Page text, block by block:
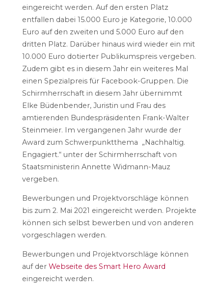
eingereicht werden. Auf den ersten Platz
entfallen dabei 15.000 Euro je Kategorie, 10.000
Euro auf den zweiten und 5.000 Euro auf den
dritten Platz. Darüber hinaus wird wieder ein mit
10.000 Euro dotierter Publikumspreis vergeben.
Zudem gibt es in diesem Jahr ein weiteres Mal
einen Spezialpreis für Facebook-Gruppen. Die
Schirmherrschaft in diesem Jahr übernimmt
Elke Büdenbender, Juristin und Frau des
amtierenden Bundespräsidenten Frank-Walter
Steinmeier. Im vergangenen Jahr wurde der
Award zum Schwerpunktthema „Nachhaltig.
Engagiert.“ unter der Schirmherrschaft von
Staatsministerin Annette Widmann-Mauz
vergeben.
Bewerbungen und Projektvorschläge können
bis zum 2. Mai 2021 eingereicht werden. Projekte
können sich selbst bewerben und von anderen
vorgeschlagen werden.
Bewerbungen und Projektvorschläge können
auf der Webseite des Smart Hero Award
eingereicht werden.